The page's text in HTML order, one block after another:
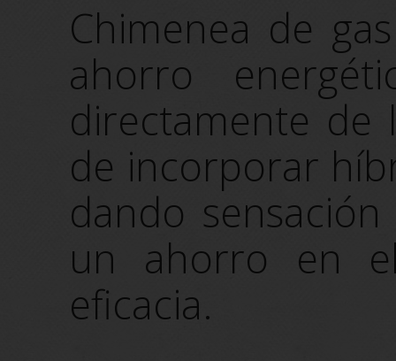
Chimenea de
ahorro
directamente de
de incorporar
dando
un ahorro en
eficacia.